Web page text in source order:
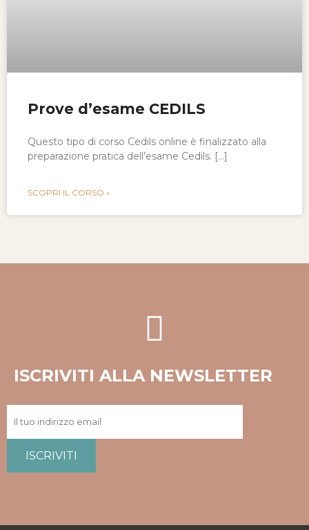
Prove d’esame CEDILS
Questo tipo di corso Cedils online è finalizzato alla
preparazione pratica dell’esame Cedils. […]
SCOPRI IL CORSO »
ISCRIVITI ALLA NEWSLETTER